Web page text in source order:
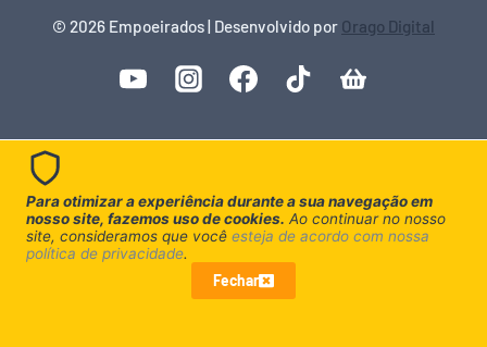
© 2026 Empoeirados | Desenvolvido por Orago Digital
Para otimizar a experiência durante a sua navegação em
nosso site, fazemos uso de cookies. Ao continuar no nosso
site, consideramos que você esteja de acordo com nossa
política de privacidade.
Fechar